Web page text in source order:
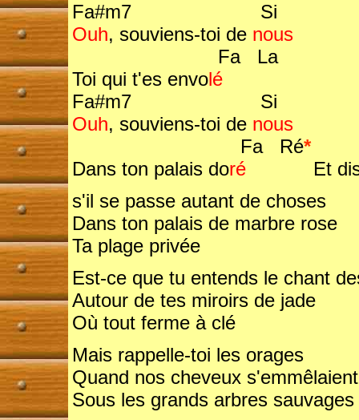
Fa#m7 Si
Ouh, souviens-toi de nous
Fa La
Toi qui t'es envolé
Fa#m7 Si
Ouh, souviens-toi de nous
Fa Ré*
Dans ton palais doré Et dis-
s'il se passe autant de choses
Dans ton palais de marbre rose
Ta plage privée
Est-ce que tu entends le chant
Autour de tes miroirs de jade
Où tout ferme à clé
Mais rappelle-toi les orages
Quand nos cheveux s'emmêlaient
Sous les grands arbres